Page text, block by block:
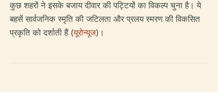
कुछ शहरों ने इसके बजाय दीवार की पट्टियों का विकल्प चुना है। ये
बहसें सार्वजनिक स्मृति की जटिलता और प्रलय स्मरण की विकसित
प्रकृति को दर्शाती हैं (यूरोन्यूज)।